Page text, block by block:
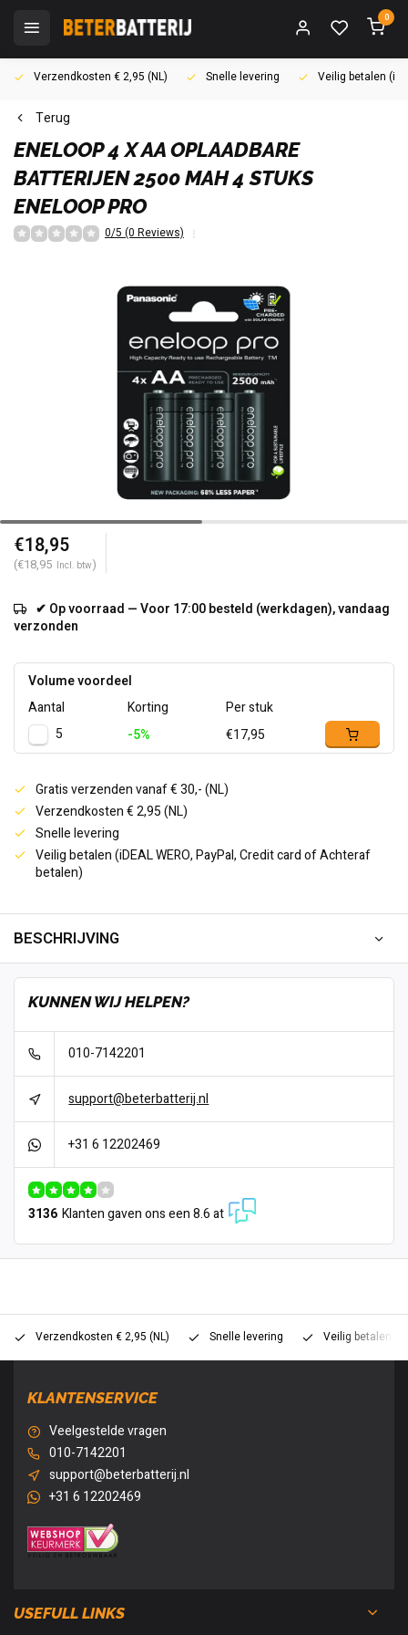
0
Verzendkosten € 2,95 (NL) Snelle levering Veilig betalen
Terug
ENELOOP4 X AA OPLAADBARE
BATTERIJEN 2500 MAH 4 STUKS
ENELOOP PRO
0/5 (0 Reviews)
€18,95
(€18,95 Incl. btw)
✔ Op voorraad — Voor 17:00 besteld (werkdagen), vandaag
verzonden
Volume voordeel
Aantal
Korting
Per stuk
5
-5% €17,95
Gratis verzenden vanaf € 30,- (NL)
Verzendkosten € 2,95 (NL)
Snelle levering
Veilig betalen (iDEAL WERO, PayPal, Credit card of Achteraf
betalen)
BESCHRIJVING
KUNNEN WIJ HELPEN?
010-7142201
support@beterbatterij.nl
+31 6 12202469
3136 Klanten gaven ons een 8.6 at
Verzendkosten € 2,95 (NL) Snelle levering Veilig betalen
KLANTENSERVICE
Veelgestelde vragen
010-7142201
support@beterbatterij.nl
+31 6 12202469
USEFULL LINKS